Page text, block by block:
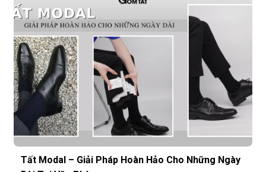
tất Modal đang trở thành xu hướng không thể thiếu cho các
quý ông hiện đ
Tất Modal – Giải Pháp Hoàn Hảo Cho Những Ngày